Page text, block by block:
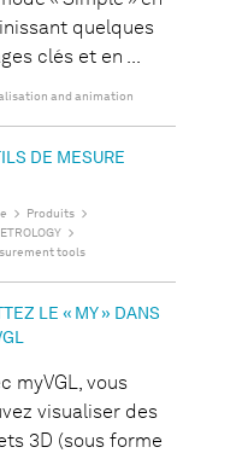
quelques
clés et en ...
and animation
DE MESURE
Produits
tools
LE « MY » DANS
myVGL, vous
visualiser des
3D (sous forme